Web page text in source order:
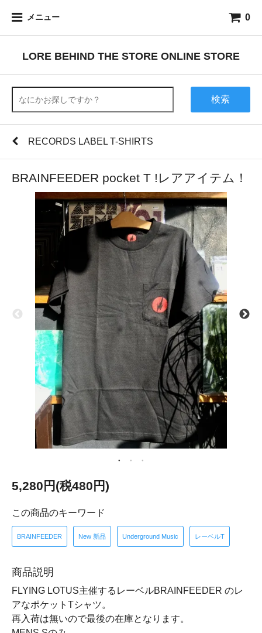
メニュー 0
LORE BEHIND THE STORE ONLINE STORE
検索
RECORDS LABEL T-SHIRTS
BRAINFEEDER pocket T !レアアイテム！
5,280円(税480円)
この商品のキーワード
BRAINFEEDER New 新品 Underground Music レーベルT
商品説明
FLYING LOTUS主催するレーベルBRAINFEEDER のレ
アなポケットTシャツ。
再入荷は無いので最後の在庫となります。